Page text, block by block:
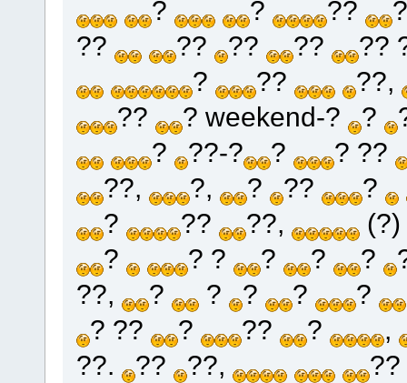
?
? ??
??
?? ?? ??
??
?
??
??,
??
? weekend-? ?
?
??-? ?
? ??
??,
?, ? ??
?
?
?? ??,
(?)
?
? ? ? ? ?
??,
? ? ? ? ?
? ??
? ?? ?
,
??.
?? ??,